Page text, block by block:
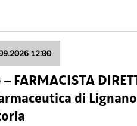
12:00
di Lignano